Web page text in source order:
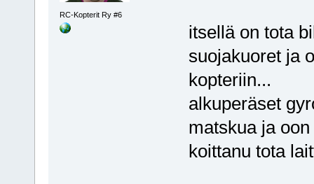
RC-Kopterit Ry #6
itsellä on tota
suojakuoret ja
kopteriin...
alkuperäset
matskua ja
koittanu tota